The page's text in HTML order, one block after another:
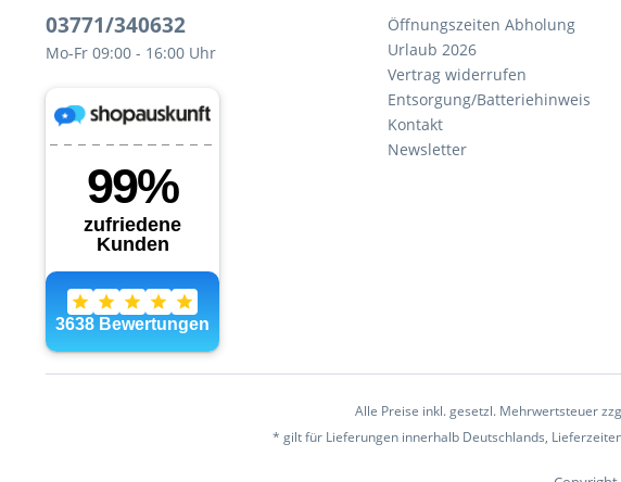
03771/340632
Mo-Fr 09:00 - 16:00 Uhr
Öffnungszeiten Abholung
Urlaub 2026
Vertrag widerrufen
Entsorgung/Batteriehinweis
Kontakt
Newsletter
Alle Preise inkl. gesetzl. Mehrwertsteuer
* gilt für Lieferungen innerhalb Deutschlands,